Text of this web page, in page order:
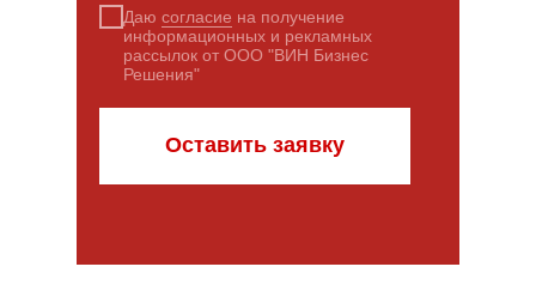
Даю согласие на получение
информационных и рекламных
рассылок от ООО "ВИН Бизнес
Решения"
Оставить заявку